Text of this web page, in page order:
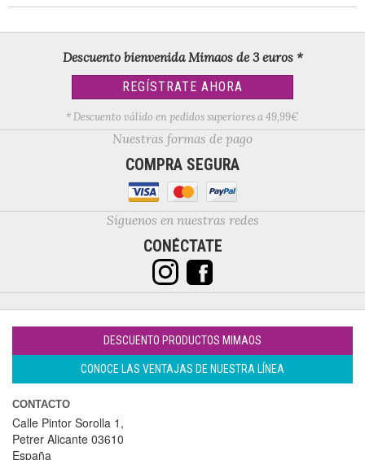
Descuento bienvenida Mimaos de 3 euros *
REGÍSTRATE AHORA
* Descuento válido en pedidos superiores a 49,99€
Nuestras formas de pago
COMPRA SEGURA
Síguenos en nuestras redes
CONÉCTATE
DESCUENTO PRODUCTOS MIMAOS
CONOCE LAS VENTAJAS DE NUESTRA LÍNEA
CONTACTO
Calle Pintor Sorolla 1,
Petrer Alicante 03610
España